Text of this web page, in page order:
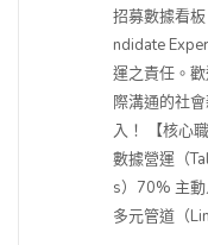
招募數據看
ndidate
運之責任。
際溝通的社
入！ 【核心
數據營運（
s）70% 主
多元管道（